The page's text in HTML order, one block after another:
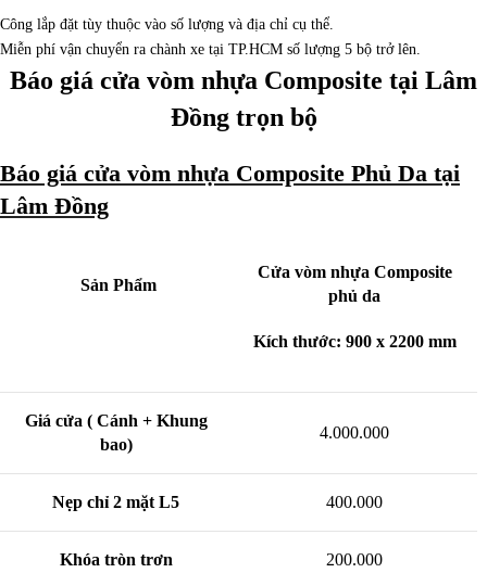
Công lắp đặt tùy thuộc vào số lượng và địa chỉ cụ thể.
Miễn phí vận chuyển ra chành xe tại TP.HCM số lượng 5 bộ trở lên.
Báo giá cửa vòm nhựa Composite tại Lâm
Đồng trọn bộ
Báo giá cửa vòm nhựa Composite Phủ Da tại
Lâm Đồng
Sản Phẩm
Cửa vòm nhựa Composite
phủ da
Kích thước: 900 x 2200 mm
Giá cửa ( Cánh + Khung
bao)
4.000.000
Nẹp chỉ 2 mặt L5 400.000
Khóa tròn trơn 200.000